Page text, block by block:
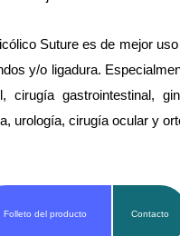
Suture es de mejor
y/o ligadura.
cirugía gastrointestinal,
urología, cirugía ocular y
Folleto del producto Contacto